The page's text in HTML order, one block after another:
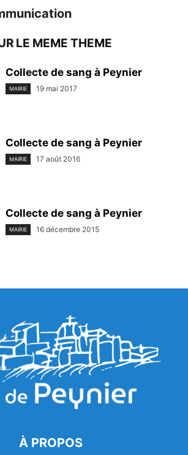
LE MEME THEME
Collecte de sang à Peynier
MAIRIE 19 mai 2017
Collecte de sang à Peynier
MAIRIE 17 août 2016
Collecte de sang à Peynier
MAIRIE 16 décembre 2015
À PROPOS